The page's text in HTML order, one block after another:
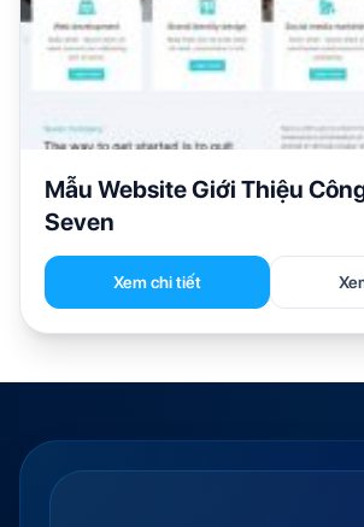
Mẫu Website Giới Thiệu
Seven
Xem chi tiết